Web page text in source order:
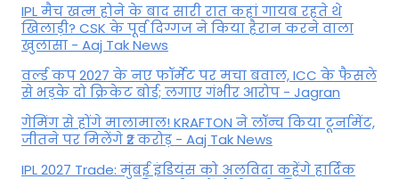
IPL मैच खत्म होने के बाद सारी रात कहां गायब रहते थे
खिलाड़ी? CSK के पूर्व दिग्गज ने किया हैरान करने वाला
खुलासा - Aaj Tak News
वर्ल्ड कप 2027 के नए फॉर्मेट पर मचा बवाल, ICC के फैसले
से भड़के दो क्रिकेट बोर्ड; लगाए गंभीर आरोप - Jagran
गेमिंग से होंगे मालामाल! KRAFTON ने लॉन्च किया टूर्नामेंट,
जीतने पर मिलेंगे ₹2 करोड़ - Aaj Tak News
IPL 2027 Trade: मुंबई इंडियंस को अलविदा कहेंगे हार्दिक